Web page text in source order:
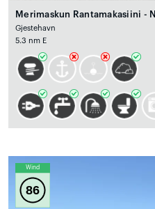
Merimaskun Rantamakasiini -
Gjestehavn
5.3 nm E
Wind
86